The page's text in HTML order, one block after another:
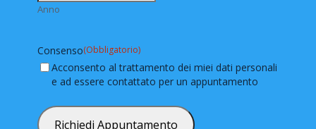
Anno
Consenso(Obbligatorio)
Acconsento al trattamento dei miei dati personali
e ad essere contattato per un appuntamento